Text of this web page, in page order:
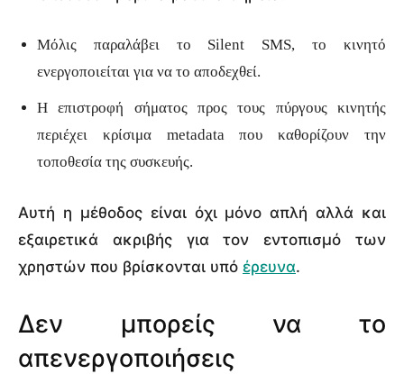
Μόλις παραλάβει το Silent SMS, το κινητό
ενεργοποιείται για να το αποδεχθεί.
Η επιστροφή σήματος προς τους πύργους κινητής
περιέχει κρίσιμα metadata που καθορίζουν την
τοποθεσία της συσκευής.
Αυτή η μέθοδος είναι όχι μόνο απλή αλλά και
εξαιρετικά ακριβής για τον εντοπισμό των
χρηστών που βρίσκονται υπό έρευνα.
Δεν μπορείς να το
απενεργοποιήσεις